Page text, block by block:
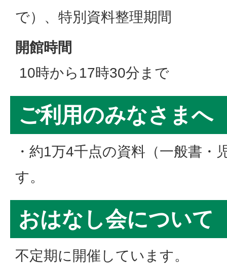
で）、特別資料整理期間
開館時間
10時から17時30分まで
ご利用のみなさまへ
・約1万4千点の資料（一般書・
す。
おはなし会について
不定期に開催しています。